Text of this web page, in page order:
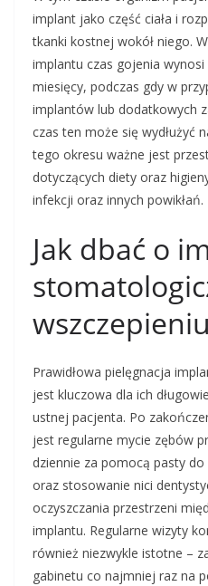
implant jako część ciała i
tkanki kostnej wokół niego.
implantu czas gojenia
miesięcy, podczas gdy w
implantów lub dodatkowych
czas ten może się wydłużyć
tego okresu ważne jest
dotyczących diety oraz
infekcji oraz innych powikłań.
Jak dbać o
Prawidłowa pielęgnacja
jest kluczowa dla ich
ustnej pacjenta. Po
jest regularne mycie zębów
dziennie za pomocą pasty
oraz stosowanie nici
oczyszczania przestrzeni
implantu. Regularne wizyty
również niezwykle istotne –
gabinetu co najmniej raz na